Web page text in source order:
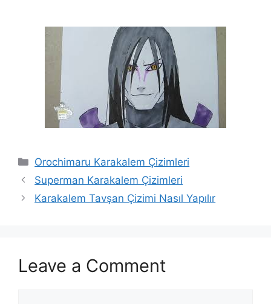
Categories
Orochimaru Karakalem Çizimleri
Superman Karakalem Çizimleri
Karakalem Tavşan Çizimi Nasıl Yapılır
Leave a Comment